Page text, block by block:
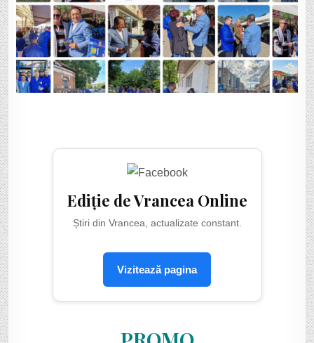
Ediție de Vrancea Online
Știri din Vrancea, actualizate constant.
Vizitează pagina